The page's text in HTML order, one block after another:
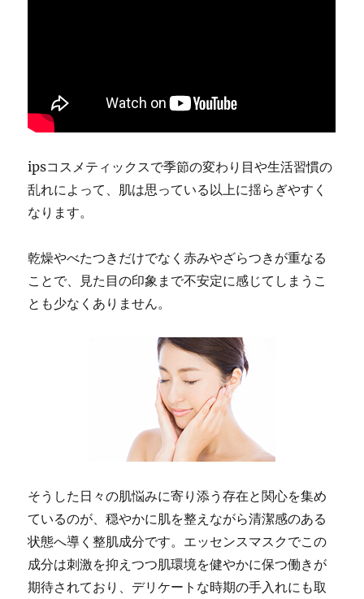
ipsコスメティックスで季節の変わり目や生活習慣の
乱れによって、肌は思っている以上に揺らぎやすく
なります。
乾燥やべたつきだけでなく赤みやざらつきが重なる
ことで、見た目の印象まで不安定に感じてしまうこ
とも少なくありません。
そうした日々の肌悩みに寄り添う存在と関心を集め
ているのが、穏やかに肌を整えながら清潔感のある
状態へ導く整肌成分です。エッセンスマスクでこの
成分は刺激を抑えつつ肌環境を健やかに保つ働きが
期待されており、デリケートな時期の手入れにも取